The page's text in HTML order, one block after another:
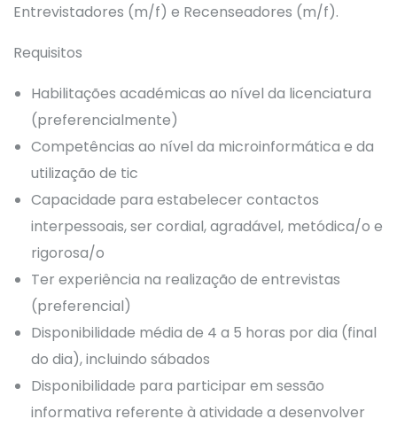
Entrevistadores (m/f) e Recenseadores (m/f).
Requisitos
Habilitações académicas ao nível da licenciatura
(preferencialmente)
Competências ao nível da microinformática e da
utilização de tic
Capacidade para estabelecer contactos
interpessoais, ser cordial, agradável, metódica/o e
rigorosa/o
Ter experiência na realização de entrevistas
(preferencial)
Disponibilidade média de 4 a 5 horas por dia (final
do dia), incluindo sábados
Disponibilidade para participar em sessão
informativa referente à atividade a desenvolver